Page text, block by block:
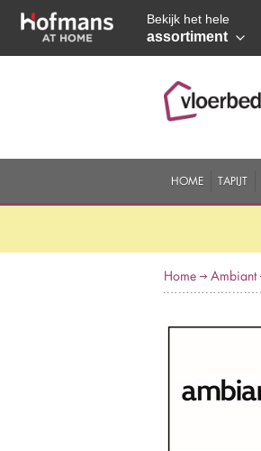
Bekijk het hele
assortiment
HOME TAPIJT
Home Ambiant